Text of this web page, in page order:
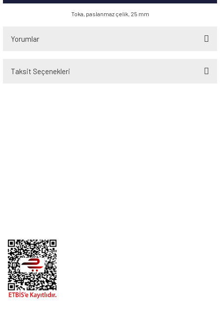
Toka, paslanmaz çelik, 25 mm
Yorumlar
Taksit Seçenekleri